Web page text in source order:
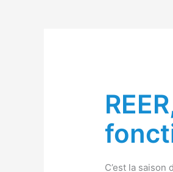
C’est la saison